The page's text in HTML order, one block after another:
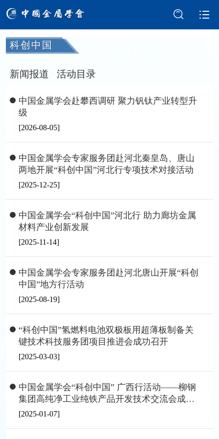
智库建设 科技奖励
成果评价 科普园地
科创中国
新闻报道 活动目录
中国金属学会赴攀西调研 聚力钒钛产业转型升
级
[2026-08-05]
中国金属学会专家服务团赴河北秦皇岛、唐山
两地开展“科创中国”河北行专项技术对接活动
[2025-12-25]
中国金属学会“科创中国”河北行 助力廊坊金属
材料产业创新发展
[2025-11-14]
中国金属学会专家服务团赴河北唐山开展“科创
中国”地方行活动
[2025-08-19]
“科创中国”氢燃料电池双极板用超薄板制备关
键技术科技服务团项目推进会成功召开
[2025-03-03]
中国金属学会“科创中国” 广西行活动——柳钢
集团高纯净工业纯铁产品开发技术交流会成功
召开
[2025-01-07]